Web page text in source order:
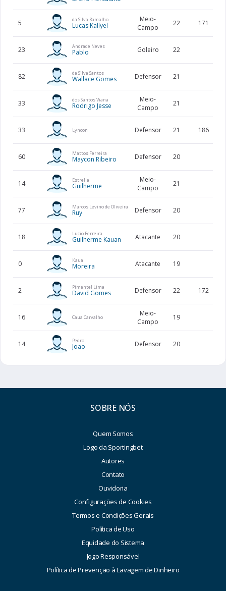
5 da Silva Ramalho
Lucas Kallyel
Meio-
Campo
22 171
23 Andrade Neves
Pablo Goleiro 22
82 da Silva Santos
Wallace Gomes Defensor 21
33 dos Santos Viana
Rodrigo Jesse
Meio-
Campo
21
33 Lyncon Defensor 21 186
60 Mattos Ferreira
Maycon Ribeiro Defensor 20
14 Estrella
Guilherme
Meio-
Campo
21
77 Marcos Levino de Oliveira
Ruy Defensor 20
18 Lucio Ferreira
Guilherme Kauan Atacante 20
0 Kaua
Moreira Atacante 19
2 Pimentel Lima
David Gomes Defensor 22 172
16 Caua Carvalho
Meio-
Campo
19
14 Pedro
Joao Defensor 20
SOBRE NÓS
Quem Somos
Logo da Sportingbet
Autores
Contato
Ouvidoria
Configurações de Cookies
Termos e Condições Gerais
Política de Uso
Equidade do Sistema
Jogo Responsável
Política de Prevenção à Lavagem de Dinheiro